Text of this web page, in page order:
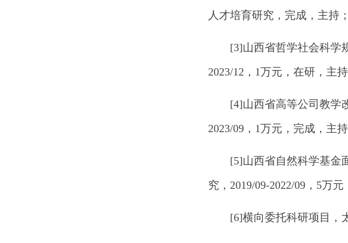
人才培育研究，完成，主持；
[3]山西省哲学社会科学
2023/12，1万元，在研，主持
[4]山西省高等公司教学
2023/09，1万元，完成，主持
[5]山西省自然科学基金
究，2019/09-2022/09，5万元
[6]横向委托科研项目，